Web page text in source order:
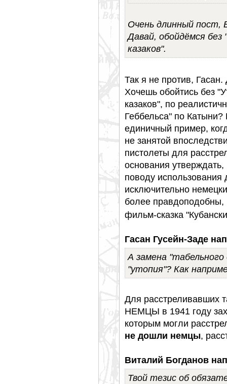
Очень длинный пост,
Давай, обойдёмся
казаков".
Так я не против,
Хочешь обойтись без
казаков", по
Геббельса" по
единичный пример,
не занятой
пистолеты для
основания
поводу использования
исключительно
более
фильм-сказка
Гасан Гусейн-Заде
А замена
"утопия"? Как
Для расстреливавших
НЕМЦЫ в 1941 году
которым могли
не дошли немцы,
Виталий Богданов
Твой тезис об